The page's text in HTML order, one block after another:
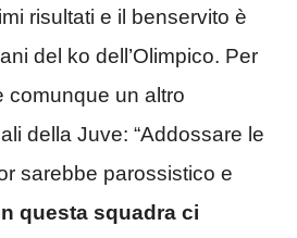
risultati e il benservito è
del ko dell’Olimpico. Per
comunque un altro
della Juve: “Addossare le
sarebbe parossistico e
questa squadra ci